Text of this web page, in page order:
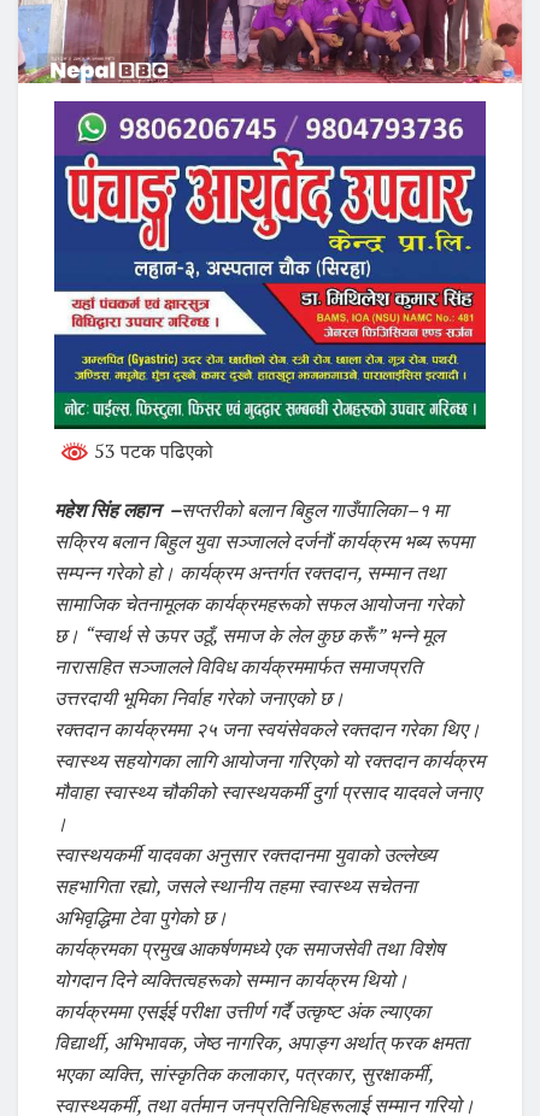
53 पटक पढिएको
महेश सिंह लहान –सप्तरीको बलान बिहुल गाउँपालिका–१ मा
सक्रिय बलान बिहुल युवा सञ्जालले दर्जनौं कार्यक्रम भब्य रूपमा
सम्पन्न गरेको हो। कार्यक्रम अन्तर्गत रक्तदान, सम्मान तथा
सामाजिक चेतनामूलक कार्यक्रमहरूको सफल आयोजना गरेको
छ। “स्वार्थ से ऊपर उठूँ, समाज के लेल कुछ करूँ” भन्ने मूल
नारासहित सञ्जालले विविध कार्यक्रममार्फत समाजप्रति
उत्तरदायी भूमिका निर्वाह गरेको जनाएको छ।
रक्तदान कार्यक्रममा २५ जना स्वयंसेवकले रक्तदान गरेका थिए।
स्वास्थ्य सहयोगका लागि आयोजना गरिएको यो रक्तदान कार्यक्रम
मौवाहा स्वास्थ्य चौकीको स्वास्थयकर्मी दुर्गा प्रसाद यादवले जनाए
।
स्वास्थयकर्मी यादवका अनुसार रक्तदानमा युवाको उल्लेख्य
सहभागिता रह्यो, जसले स्थानीय तहमा स्वास्थ्य सचेतना
अभिवृद्धिमा टेवा पुगेको छ।
कार्यक्रमका प्रमुख आकर्षणमध्ये एक समाजसेवी तथा विशेष
योगदान दिने व्यक्तित्वहरूको सम्मान कार्यक्रम थियो।
कार्यक्रममा एसईई परीक्षा उत्तीर्ण गर्दै उत्कृष्ट अंक ल्याएका
विद्यार्थी, अभिभावक, जेष्ठ नागरिक, अपाङ्ग अर्थात् फरक क्षमता
भएका व्यक्ति, सांस्कृतिक कलाकार, पत्रकार, सुरक्षाकर्मी,
स्वास्थ्यकर्मी, तथा वर्तमान जनप्रतिनिधिहरूलाई सम्मान गरियो।